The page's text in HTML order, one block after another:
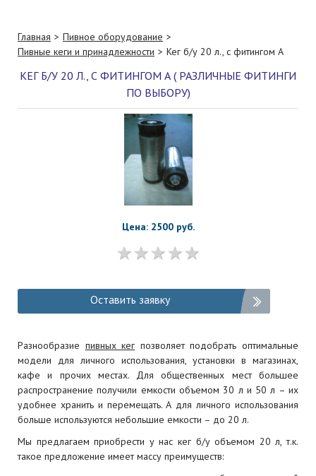
Главная
Пивное оборудование
Пивные кеги и принадлежности
Кег б/у 20 л., с фитингом А
КЕГ Б/У 20 Л., С ФИТИНГОМ А ( РАЗЛИЧНЫЕ ФИТИНГИ
ПО ВЫБОРУ)
Цена: 2500 руб.
Оставить заявку
Разнообразие пивных кег позволяет подобрать оптимальные
модели для личного использования, установки в магазинах,
кафе и прочих местах. Для общественных мест большее
распространение получили емкости объемом 30 л и 50 л – их
удобнее хранить и перемещать. А для личного использования
больше используются небольшие емкости – до 20 л.
Мы предлагаем приобрести у нас кег б/у объемом 20 л, т.к.
такое предложение имеет массу преимуществ: